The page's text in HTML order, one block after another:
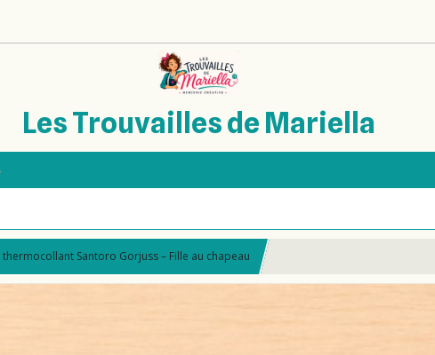
Les Trouvailles de Mariella
thermocollant Santoro Gorjuss – Fille au chapeau